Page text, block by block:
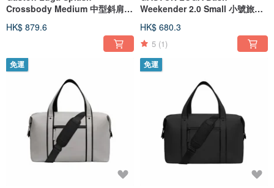
Crossbody Medium 中型斜肩/
HK$ 879.6
Weekender 2.0 Small 小號旅行
HK$ 680.3
5 (1)
免運 免運